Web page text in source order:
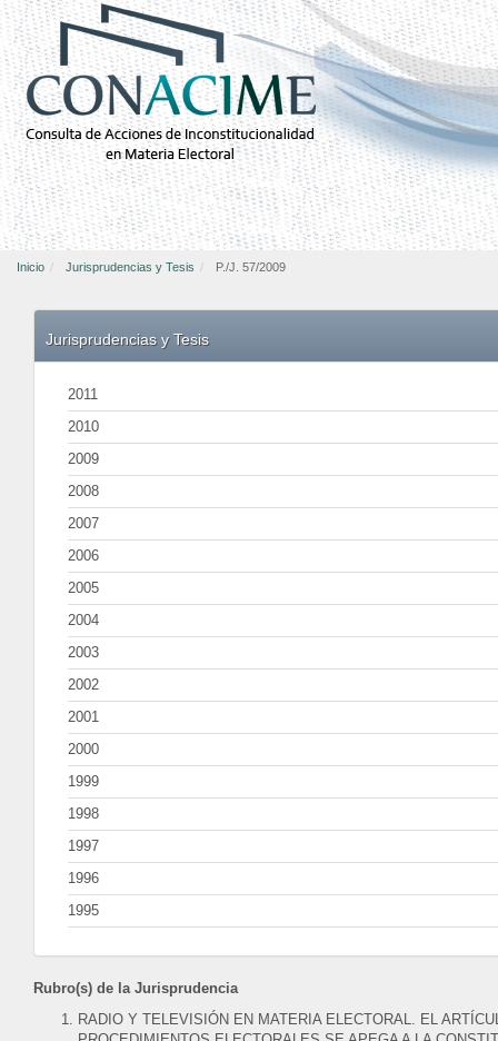
Inicio Jurisprudencias y Tesis P./J. 57/2009
Jurisprudencias y Tesis
2011
2010
2009
2008
2007
2006
2005
2004
2003
2002
2001
2000
1999
1998
1997
1996
1995
Rubro(s) de la Jurisprudencia
RADIO Y TELEVISIÓN EN MATERIA ELECTORAL. EL